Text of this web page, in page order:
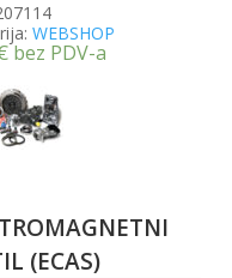
WEBSHOP
bez PDV-a
(ECAS)